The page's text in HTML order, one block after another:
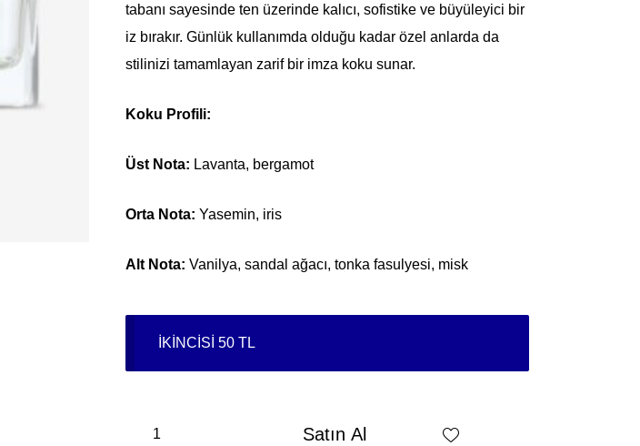
tabanı sayesinde ten üzerinde kalıcı, sofistike ve büyüleyici bir
iz bırakır. Günlük kullanımda olduğu kadar özel anlarda da
stilinizi tamamlayan zarif bir imza koku sunar.
Koku Profili:
Üst Nota: Lavanta, bergamot
Orta Nota: Yasemin, iris
Alt Nota: Vanilya, sandal ağacı, tonka fasulyesi, misk
İKİNCİSİ 50 TL
Satın Al